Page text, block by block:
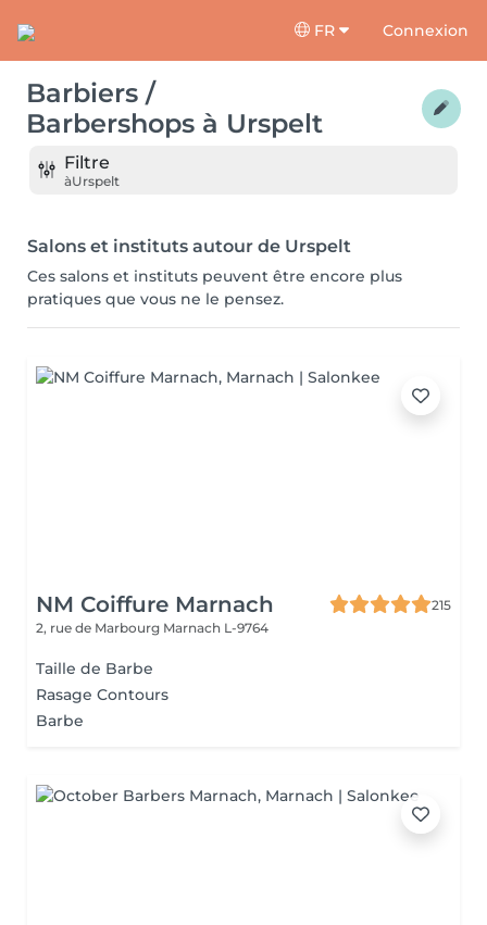
FR Connexion
Barbiers /
Barbershops à Urspelt
Filtre
àUrspelt
Salons et instituts autour de Urspelt
Ces salons et instituts peuvent être encore plus
pratiques que vous ne le pensez.
NM Coiffure Marnach
215
2, rue de Marbourg Marnach L-9764
Taille de Barbe
Rasage Contours
Barbe